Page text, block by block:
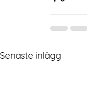
Senaste inlägg